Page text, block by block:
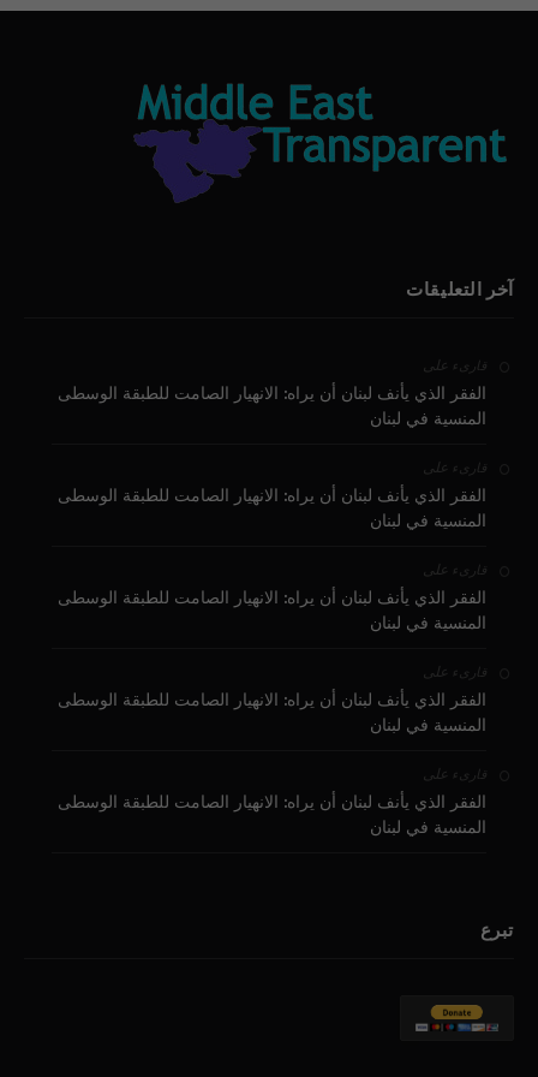
آخر التعليقات
قارىء على
الفقر الذي يأنف لبنان أن يراه: الانهيار الصامت للطبقة الوسطى
المنسية في لبنان
قارىء على
الفقر الذي يأنف لبنان أن يراه: الانهيار الصامت للطبقة الوسطى
المنسية في لبنان
قارىء على
الفقر الذي يأنف لبنان أن يراه: الانهيار الصامت للطبقة الوسطى
المنسية في لبنان
قارىء على
الفقر الذي يأنف لبنان أن يراه: الانهيار الصامت للطبقة الوسطى
المنسية في لبنان
قارىء على
الفقر الذي يأنف لبنان أن يراه: الانهيار الصامت للطبقة الوسطى
المنسية في لبنان
تبرع